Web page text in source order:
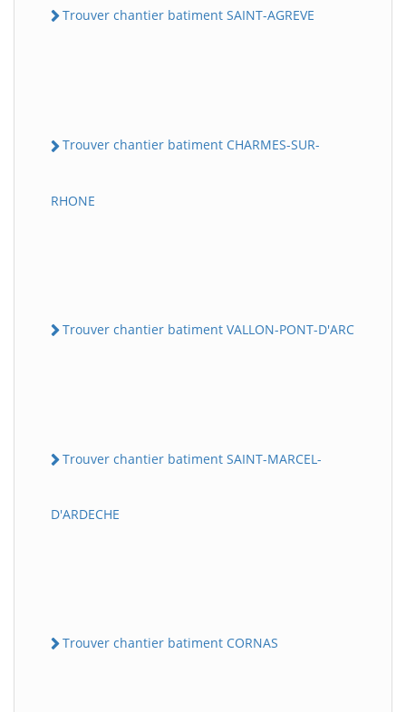
Trouver chantier batiment SAINT-AGREVE
Trouver chantier batiment CHARMES-SUR-
RHONE
Trouver chantier batiment VALLON-PONT-D'ARC
Trouver chantier batiment SAINT-MARCEL-
D'ARDECHE
Trouver chantier batiment CORNAS